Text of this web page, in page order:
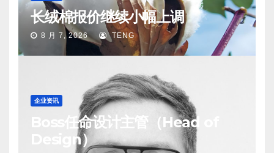
长绒棉报价继续小幅上调
8 月 7, 2026 TENG
企业资讯
Boss任命设计主管（Head of
Design）